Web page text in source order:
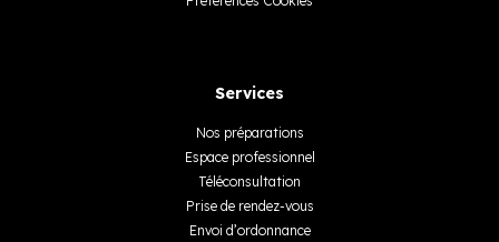
Services
Nos préparations
Espace professionnel
Téléconsultation
Prise de rendez-vous
Envoi d’ordonnance